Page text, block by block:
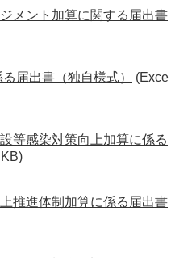
メント加算に関する届出書
届出書（独自様式）
(Exce
等感染対策向上加算に係る
推進体制加算に係る届出書